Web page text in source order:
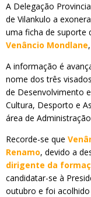
A Delegação
de Vilankulo a
uma ficha de suporte
Venâncio Mondlane
A informação é
nome dos três
de Desenvolvimento
Cultura, Desporto e
área de
Recorde-se que
Renamo, devido a
dirigente da
candidatar-se à
outubro e foi acolhido